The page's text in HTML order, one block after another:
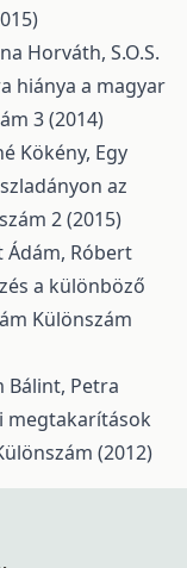
Horváth, S.O.S.
hiánya a magyar
3 (2014)
Kökény, Egy
az
2 (2015)
Ádám, Róbert
a különböző
Különszám
Bálint, Petra
megtakarítások
(2012)